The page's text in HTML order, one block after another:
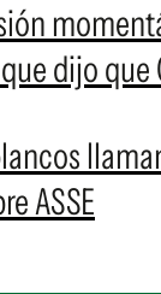
dijo que
ASSE